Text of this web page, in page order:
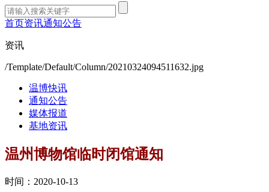
首页资讯通知公告
资讯
/Template/Default/Column/20210324094511632.jpg
温博快讯
通知公告
媒体报道
基地资讯
温州博物馆临时闭馆通知
时间：2020-10-13